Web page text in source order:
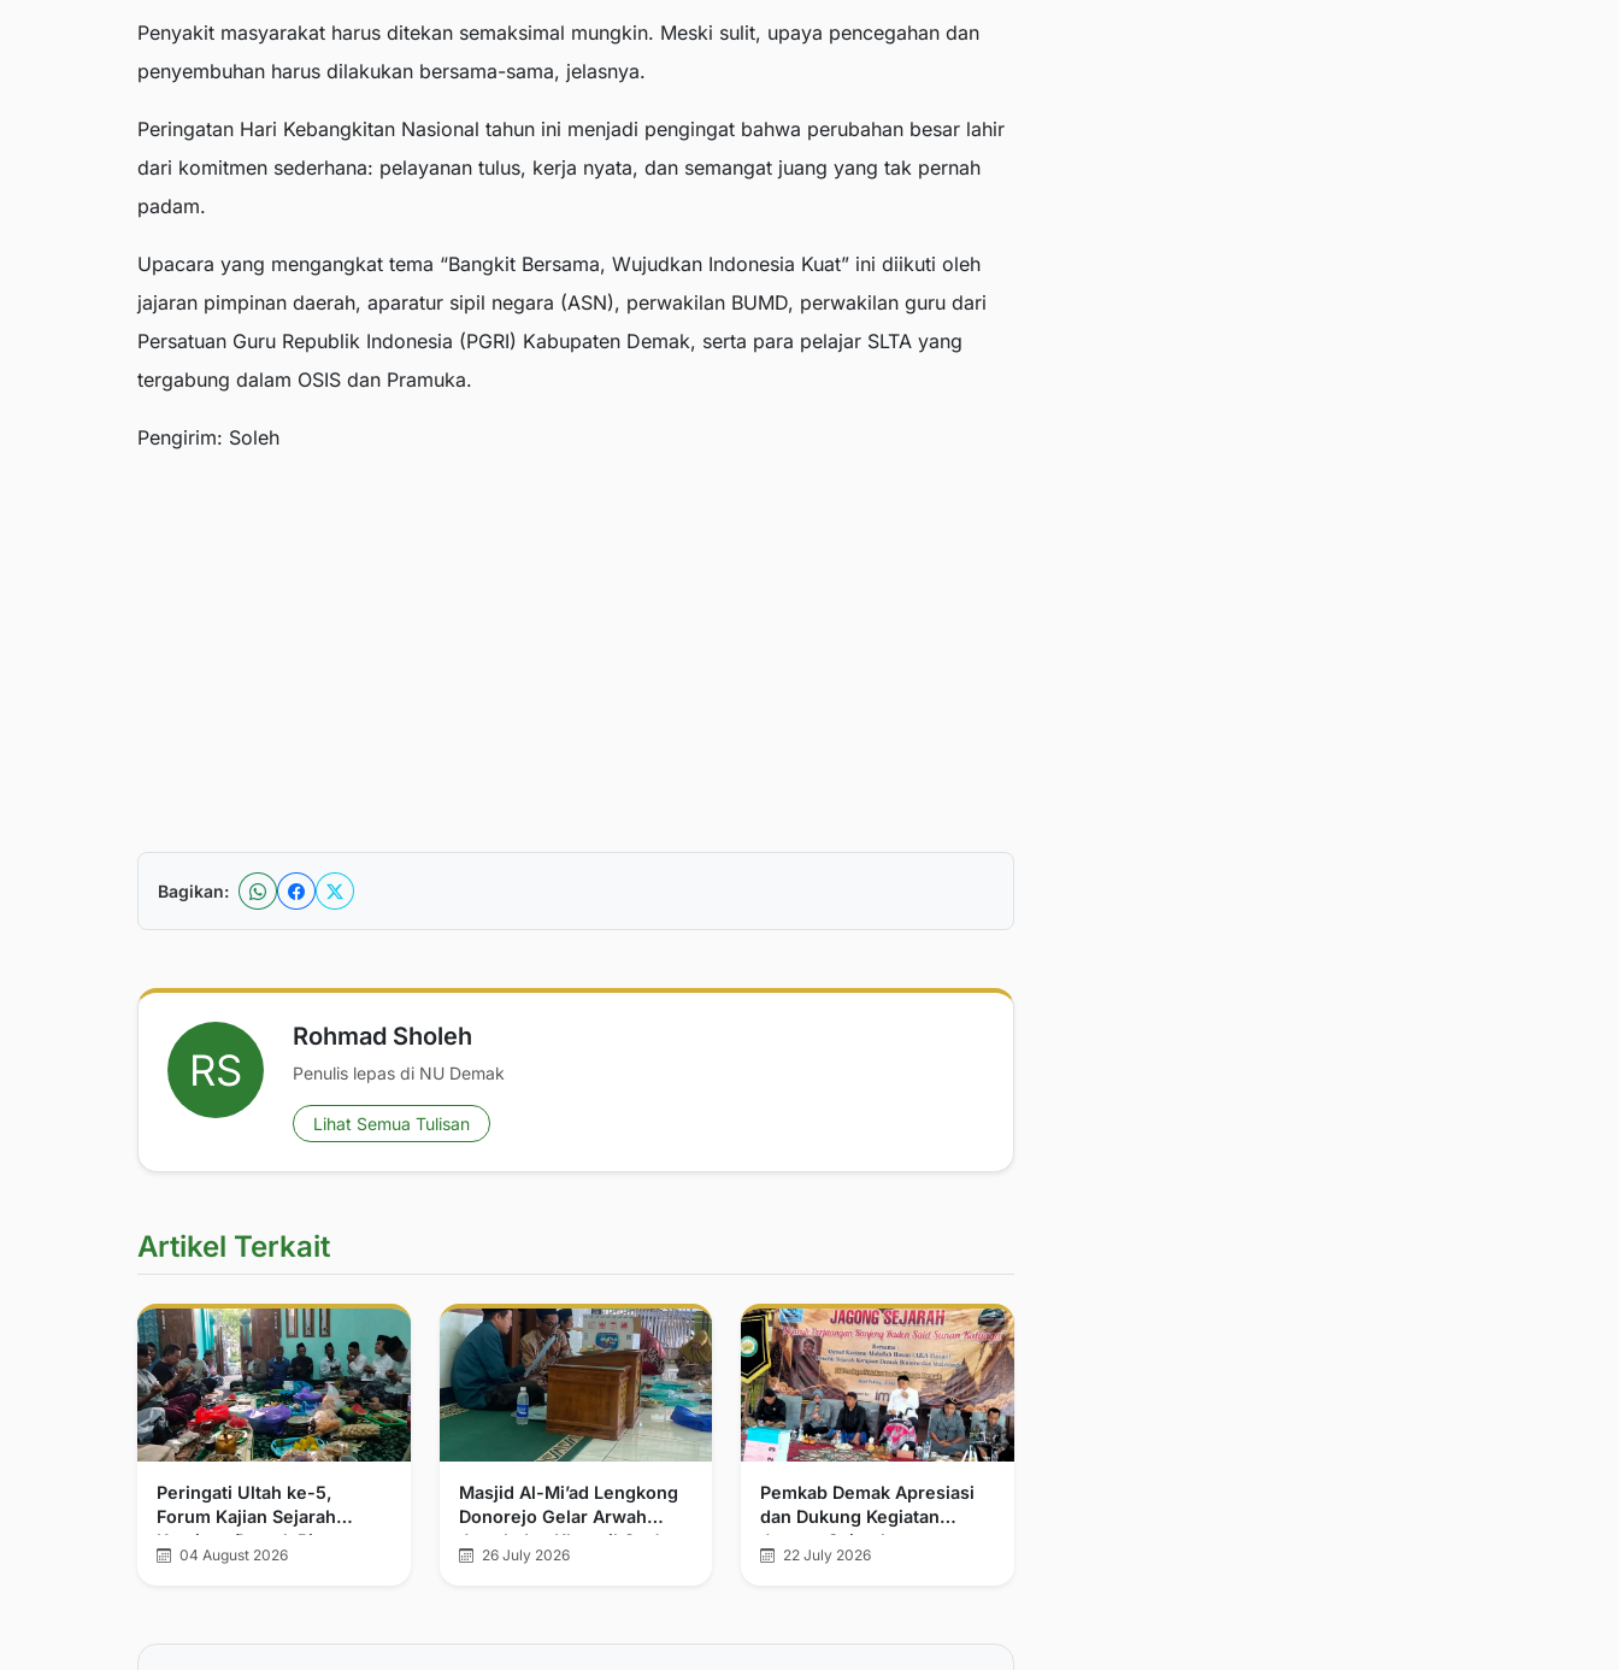
Penyakit masyarakat harus ditekan semaksimal mungkin. Meski sulit, upaya pencegahan dan
penyembuhan harus dilakukan bersama-sama, jelasnya.
Peringatan Hari Kebangkitan Nasional tahun ini menjadi pengingat bahwa perubahan besar lahir
dari komitmen sederhana: pelayanan tulus, kerja nyata, dan semangat juang yang tak pernah
padam.
Upacara yang mengangkat tema “Bangkit Bersama, Wujudkan Indonesia Kuat” ini diikuti oleh
jajaran pimpinan daerah, aparatur sipil negara (ASN), perwakilan BUMD, perwakilan guru dari
Persatuan Guru Republik Indonesia (PGRI) Kabupaten Demak, serta para pelajar SLTA yang
tergabung dalam OSIS dan Pramuka.
Pengirim: Soleh
Bagikan:
Rohmad Sholeh
Penulis lepas di NU Demak
Lihat Semua Tulisan
Artikel Terkait
Peringati Ultah ke-5,
Forum Kajian Sejarah
Kerajaan Demak Bintoro
dan Walisongo Tegaskan
04 August 2026
Masjid Al-Mi’ad Lengkong
Donorejo Gelar Arwah
Jamak dan Khatmil Qur’an
26 July 2026
Pemkab Demak Apresiasi
dan Dukung Kegiatan
Jagong Sejarah
22 July 2026